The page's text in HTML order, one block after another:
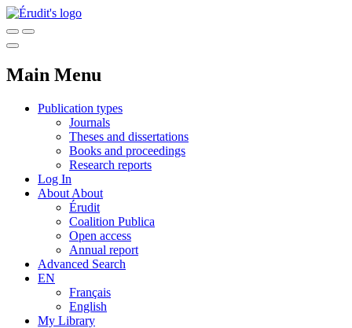
Main Menu
Publication types
Journals
Theses and dissertations
Books and proceedings
Research reports
Log In
About About
Érudit
Coalition Publica
Open access
Annual report
Advanced Search
EN
Français
English
My Library